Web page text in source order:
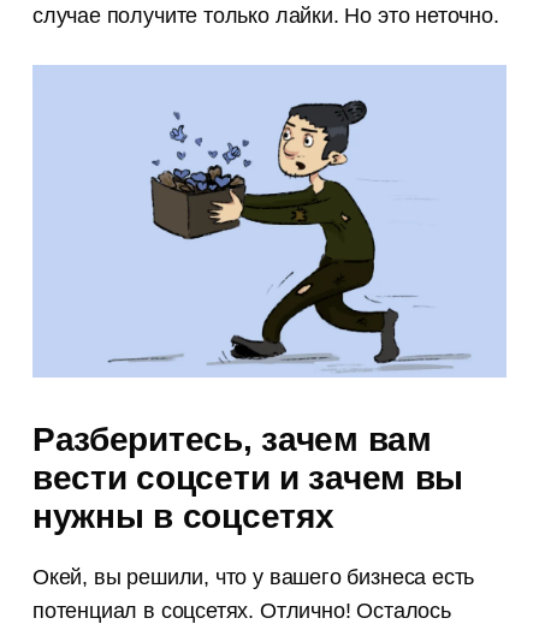
случае получите только лайки. Но это неточно.
Разберитесь, зачем вам
вести соцсети и зачем вы
нужны в соцсетях
Окей, вы решили, что у вашего бизнеса есть
потенциал в соцсетях. Отлично! Осталось